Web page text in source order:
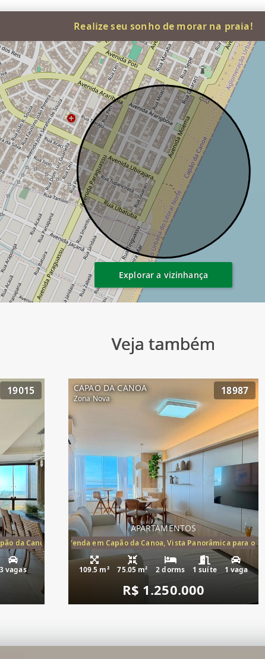
Realize seu sonho de morar na praia!
Explorar a vizinhança
Veja também
19015
da Canoa, apartamento à venda Cap
vagas
CAPAO DA CANOA
Zona Nova
18987
APARTAMENTOS
Beira-Mar à Venda em Capão da Canoa, Vista Panorâmica para o
109.5 m² 75.05 m² 2 dorms 1 suíte 1 vaga
R$ 1.250.000